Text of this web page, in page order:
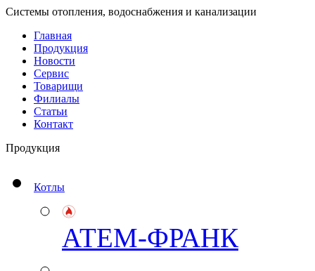
Системы отопления, водоснабжения и канализации
Главная
Продукция
Новости
Сервис
Товарищи
Филиалы
Статьи
Контакт
Продукция
Котлы
АТЕМ-ФРАНК